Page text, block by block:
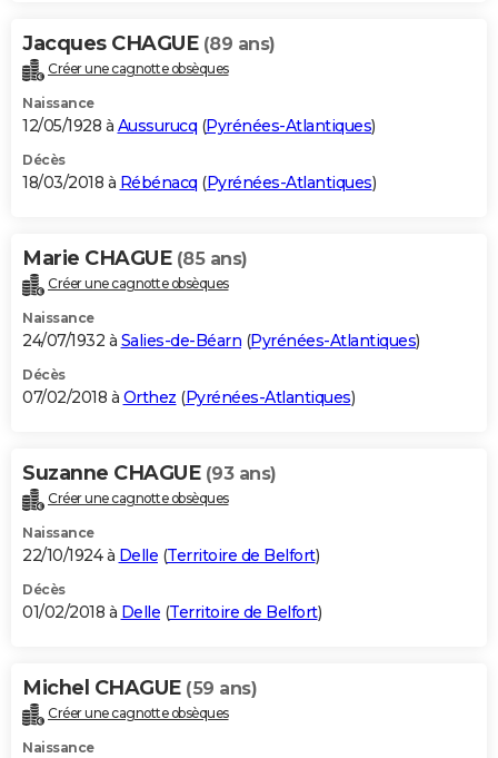
Jacques CHAGUE (89 ans)
Créer une cagnotte obsèques
Naissance
12/05/1928 à Aussurucq (Pyrénées-Atlantiques)
Décès
18/03/2018 à Rébénacq (Pyrénées-Atlantiques)
Marie CHAGUE (85 ans)
Créer une cagnotte obsèques
Naissance
24/07/1932 à Salies-de-Béarn (Pyrénées-Atlantiques)
Décès
07/02/2018 à Orthez (Pyrénées-Atlantiques)
Suzanne CHAGUE (93 ans)
Créer une cagnotte obsèques
Naissance
22/10/1924 à Delle (Territoire de Belfort)
Décès
01/02/2018 à Delle (Territoire de Belfort)
Michel CHAGUE (59 ans)
Créer une cagnotte obsèques
Naissance